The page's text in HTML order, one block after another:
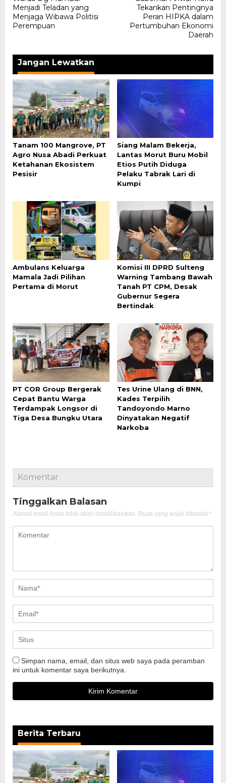
pos
Menjadi Teladan yang
Menjaga Wibawa Politisi
Perempuan
Tekankan Pentingnya
Peran HIPKA dalam
Pertumbuhan Ekonomi
Daerah
Jangan Lewatkan
Tanam 100 Mangrove, PT
Agro Nusa Abadi Perkuat
Ketahanan Ekosistem
Pesisir
Siang Malam Bekerja,
Lantas Morut Buru Mobil
Etios Putih Diduga
Pelaku Tabrak Lari di
Kumpi
Ambulans Keluarga
Mamala Jadi Pilihan
Pertama di Morut
Komisi III DPRD Sulteng
Warning Tambang Bawah
Tanah PT CPM, Desak
Gubernur Segera
Bertindak
PT COR Group Bergerak
Cepat Bantu Warga
Terdampak Longsor di
Tiga Desa Bungku Utara
Tes Urine Ulang di BNN,
Kades Terpilih
Tandoyondo Marno
Dinyatakan Negatif
Narkoba
Komentar
Tinggalkan Balasan
Alamat email Anda tidak akan dipublikasikan. Ruas yang wajib ditandai *
Simpan nama, email, dan situs web saya pada peramban
ini untuk komentar saya berikutnya.
Berita Terbaru